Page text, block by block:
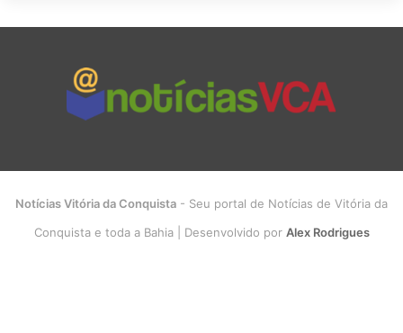
Notícias Vitória da Conquista - Seu portal de Notícias de Vitória da
Conquista e toda a Bahia | Desenvolvido por Alex Rodrigues